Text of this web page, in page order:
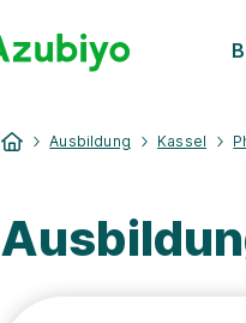
Ausbildung Kassel